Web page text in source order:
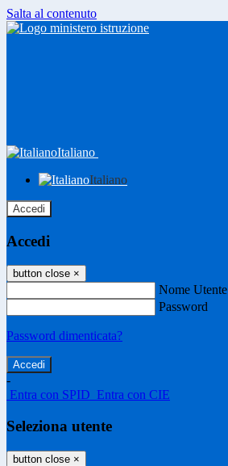
Salta al contenuto
Italiano
Italiano
Accedi
Accedi
button close ×
Nome Utente
Password
Password dimenticata?
-
Entra con SPID Entra con CIE
Seleziona utente
button close ×